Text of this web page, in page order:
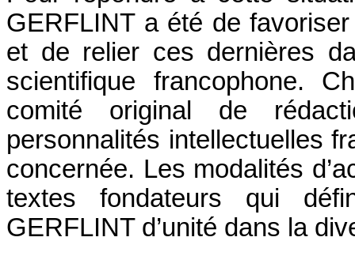
GERFLINT a été de
et de relier ces dernières
scientifique francophone.
comité original de
personnalités intellectuelles
concernée. Les modalités
textes fondateurs qui
GERFLINT d’unité dans la